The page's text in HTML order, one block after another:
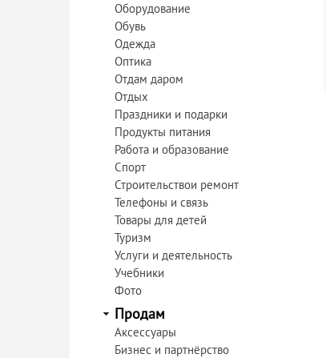
Оборудование
Обувь
Одежда
Оптика
Отдам даром
Отдых
Праздники и подарки
Продукты питания
Работа и образование
Спорт
Строительствои ремонт
Телефоны и связь
Товары для детей
Туризм
Услуги и деятельность
Учебники
Фото
Продам
Аксессуары
Бизнес и партнёрство